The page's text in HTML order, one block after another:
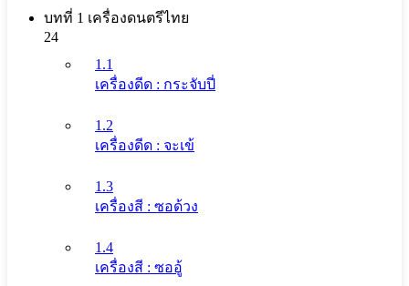
บทที่ 1 เครื่องดนตรีไทย
24
1.1
เครื่องดีด : กระจับปี่
1.2
เครื่องดีด : จะเข้
1.3
เครื่องสี : ซอด้วง
1.4
เครื่องสี : ซออู้